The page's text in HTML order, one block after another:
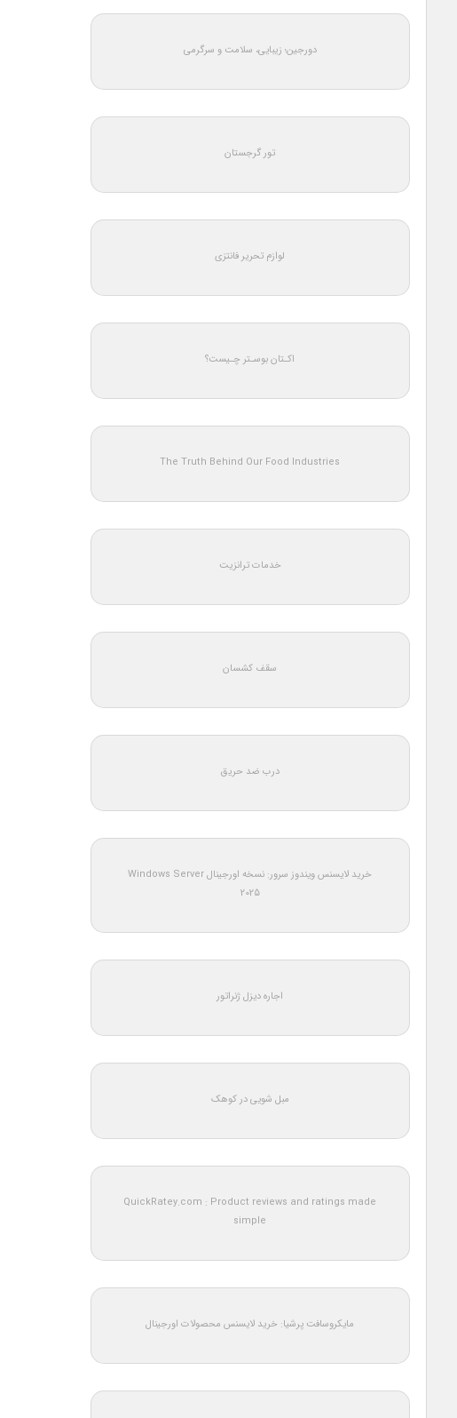
دورجین؛ زیبایی، سلامت و سرگرمی
تور گرجستان
لوازم تحریر فانتزی
اکـتان بوسـتر چـیست؟
The Truth Behind Our Food Industries
خدمات ترانزیت
سقف کشسان
درب ضد حریق
خرید لایسنس ویندوز سرور: نسخه اورجینال Windows Server
2025
اجاره دیزل ژنراتور
مبل شویی در کوهک
QuickRatey.com : Product reviews and ratings made
simple
مایکروسافت پرشیا: خرید لایسنس محصولات اورجینال